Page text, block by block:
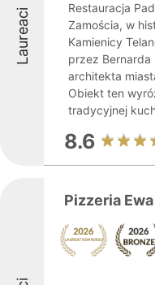
Laureaci
Restauracja
Zamościa, w
Kamienicy
przez Bernarda
architekta
Obiekt ten
tradycyjnej
8.6
Pizzeria Ewa